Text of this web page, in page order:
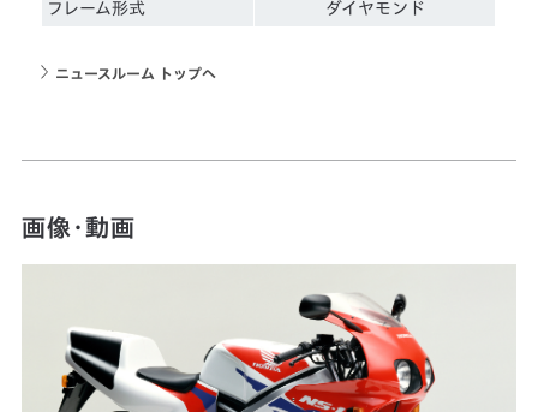
フレーム形式 ダイヤモンド
ニュースルーム トップへ
画像・動画